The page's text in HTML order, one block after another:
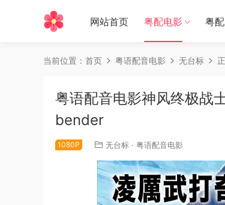
网站首页 粤配电影 粤
当前位置： 首页 粤语配音电影 无台标
粤语配音电影神风终极战
bender
1080P 无台标 · 粤语配音电影